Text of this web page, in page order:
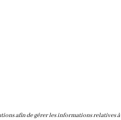
afin de gérer les informations relatives à